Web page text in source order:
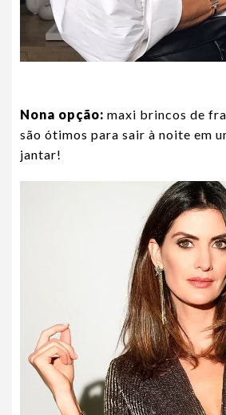
Nona opção: maxi brincos de
são ótimos para sair à noite em
jantar!